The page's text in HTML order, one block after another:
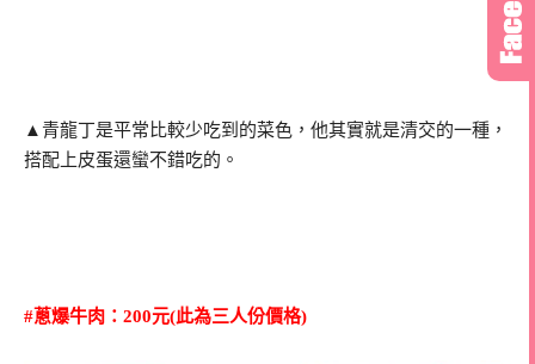
▲青龍丁是平常比較少吃到的菜色，他其實就是清交的一種，
搭配上皮蛋還蠻不錯吃的。
#蔥爆牛肉：200元(此為三人份價格)